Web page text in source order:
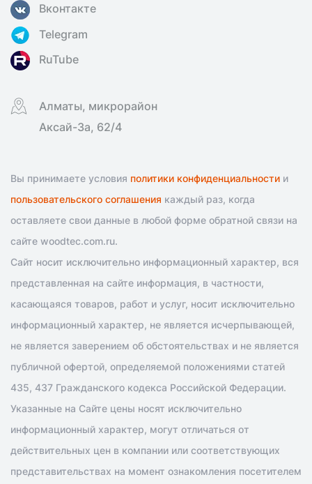
Вконтакте
Telegram
RuTube
Алматы, микрорайон
Аксай-3а, 62/4
Вы принимаете условия политики конфиденциальности и
пользовательского соглашения каждый раз, когда
оставляете свои данные в любой форме обратной связи на
сайте woodtec.com.ru.
Сайт носит исключительно информационный характер, вся
представленная на сайте информация, в частности,
касающаяся товаров, работ и услуг, носит исключительно
информационный характер, не является исчерпывающей,
не является заверением об обстоятельствах и не является
публичной офертой, определяемой положениями статей
435, 437 Гражданского кодекса Российской Федерации.
Указанные на Сайте цены носят исключительно
информационный характер, могут отличаться от
действительных цен в компании или соответствующих
представительствах на момент ознакомления посетителем